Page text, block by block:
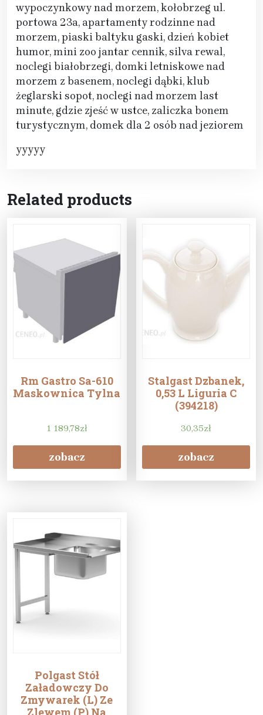
wypoczynkowy nad morzem, kołobrzeg ul.
portowa 23a, apartamenty rodzinne nad
morzem, piaski baltyku gaski, dzień kobiet
humor, mini zoo jantar cennik, silva rewal,
noclegi białobrzegi, domki letniskowe nad
morzem z basenem, noclegi dąbki, klub
żeglarski sopot, noclegi nad morzem last
minute, gdzie zjeść w ustce, zaliczka bonem
turystycznym, domek dla 2 osób nad jeziorem
yyyyy
Related products
Rm Gastro Sa-610
Maskownica Tylna
1 189,78zł
zobacz
Stalgast Dzbanek,
0,53 L Liguria C
(394218)
30,35zł
zobacz
Polgast Stół
Załadowczy Do
Zmywarek (L) Ze
Zlewem (P) Na